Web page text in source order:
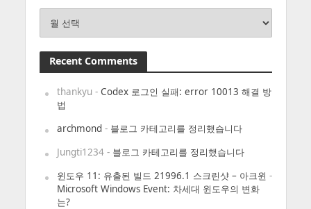
Recent Comments
thankyu - Codex 로그인 실패: error 10013 해결 방
법
archmond- 블로그 카테고리를 정리했습니다
Jungti1234- 블로그 카테고리를 정리했습니다
윈도우 11: 유출된 빌드 21996.1 스크린샷 – 아크윈 -
Microsoft Windows Event: 차세대 윈도우의 변화
는?